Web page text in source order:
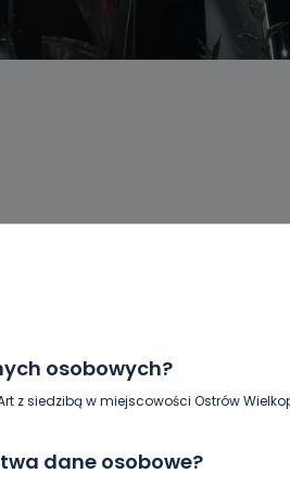
osobowych?
z siedzibą w miejscowości Ostrów
dane osobowe?